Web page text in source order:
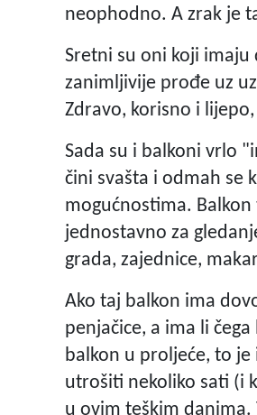
neophodno. A zrak je
Sretni su oni koji
zanimljivije prođe uz
Zdravo, korisno i
Sada su i balkoni vrlo
čini svašta i odmah se
mogućnostima.
jednostavno za
grada, zajednice,
Ako taj balkon ima
penjačice, a ima li
balkon u proljeće, to
utrošiti nekoliko sati (i
u ovim teškim danima.